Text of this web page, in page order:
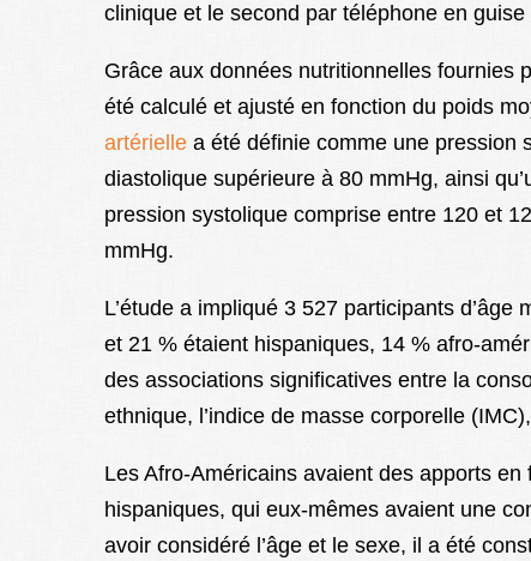
clinique et le second par téléphone en guise
Grâce aux données nutritionnelles fournies
été calculé et ajusté en fonction du poids
artérielle a été définie comme une pression
diastolique supérieure à 80 mmHg, ainsi
pression systolique comprise entre 120 et
mmHg.
L’étude a impliqué 3 527 participants
et 21 % étaient hispaniques, 14 % afro-
des associations significatives entre la
ethnique, l’indice de masse corporelle
Les Afro-Américains avaient des apports
hispaniques, qui eux-mêmes avaient une
avoir considéré l’âge et le sexe, il a été